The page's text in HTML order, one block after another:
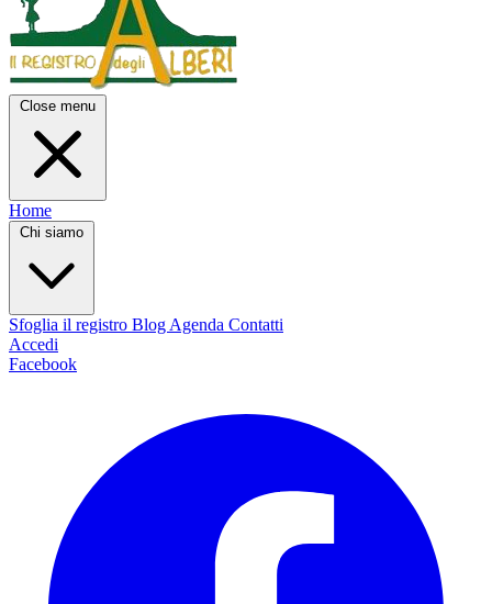
Close menu
Home
Chi siamo
Sfoglia il registro Blog Agenda Contatti
Accedi
Facebook